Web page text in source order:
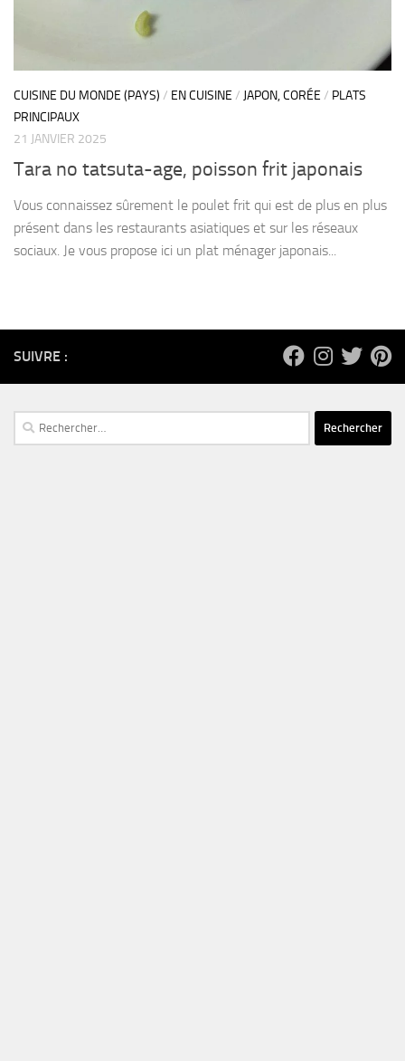
CUISINE DU MONDE (PAYS) / EN CUISINE / JAPON, CORÉE / PLATS
PRINCIPAUX
21 JANVIER 2025
Tara no tatsuta-age, poisson frit japonais
Vous connaissez sûrement le poulet frit qui est de plus en plus
présent dans les restaurants asiatiques et sur les réseaux
sociaux. Je vous propose ici un plat ménager japonais...
SUIVRE :
Rechercher :